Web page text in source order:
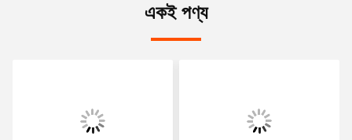
একই পণ্য